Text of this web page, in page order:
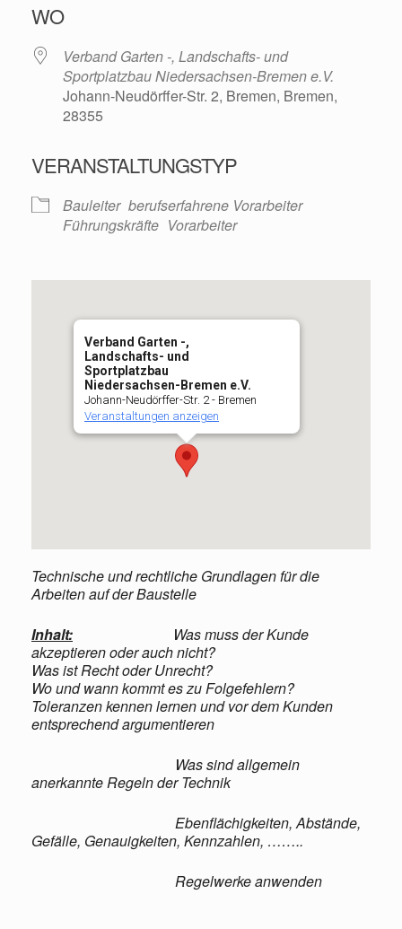
WO
Verband Garten -, Landschafts- und
Sportplatzbau Niedersachsen-Bremen e.V.
Johann-Neudörffer-Str. 2, Bremen, Bremen,
28355
VERANSTALTUNGSTYP
Bauleiter berufserfahrene Vorarbeiter
Führungskräfte Vorarbeiter
Verband Garten -,
Landschafts- und
Sportplatzbau
Niedersachsen-Bremen e.V.
Johann-Neudörffer-Str. 2 - Bremen
Veranstaltungen anzeigen
Technische und rechtliche Grundlagen für die
Arbeiten auf der Baustelle
Inhalt:
Was muss der Kunde
akzeptieren oder auch nicht?
Was ist Recht oder Unrecht?
Wo und wann kommt es zu Folgefehlern?
Toleranzen kennen lernen und vor dem Kunden
entsprechend argumentieren
Was sind allgemein
anerkannte Regeln der Technik
Ebenflächigkeiten, Abstände,
Gefälle, Genauigkeiten, Kennzahlen, ……..
Regelwerke anwenden